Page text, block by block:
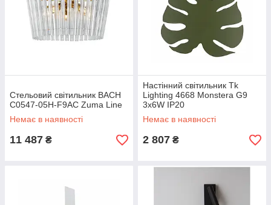
Стельовий світильник BACH
C0547-05H-F9AC Zuma Line
Немає в наявності
11 487 ₴
Настінний світильник Tk
Lighting 4668 Monstera G9
3x6W IP20
Немає в наявності
2 807 ₴